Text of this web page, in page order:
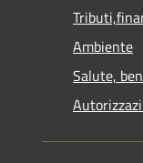
Ambiente
Salute,